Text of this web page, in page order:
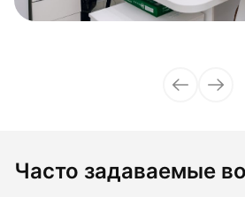
Часто задаваемые